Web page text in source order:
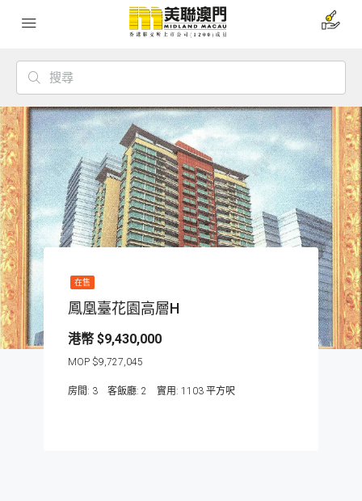
在售
鳳凰臺花園高層H
$9,430,000
$9,727,045
房間: 3 客飯廳: 2 1103 平方呎